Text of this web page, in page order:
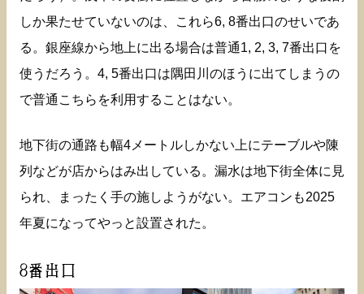
しか果たせていないのは、これら6, 8番出口のせいであ
る。銀座線から地上に出る場合は普通1, 2, 3, 7番出口を
使うだろう。4, 5番出口は隅田川のほうに出てしまうの
で普通こちらを利用することはない。
地下街の通路も幅4メートルしかない上にテーブルや陳
列などが店からはみ出している。漏水は地下街全体に見
られ、まったく手の施しようがない。エアコンも2025
年夏になってやっと設置された。
8番出口